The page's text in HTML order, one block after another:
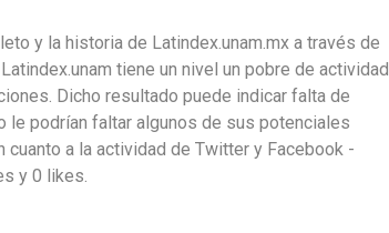
y la historia de Latindex.unam.mx a través de
tiene un nivel un pobre de actividad
Dicho resultado puede indicar falta de
le podrían faltar algunos de sus potenciales
a la actividad de Twitter y Facebook -
y 0 likes.